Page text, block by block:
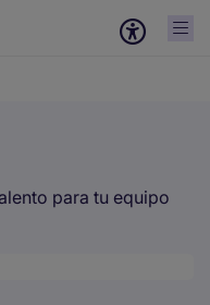
para tu equipo